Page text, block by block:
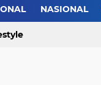
NASIONAL